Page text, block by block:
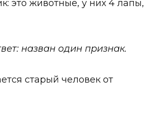
это животные, у них 4 лапы,
назван один признак.
старый человек от